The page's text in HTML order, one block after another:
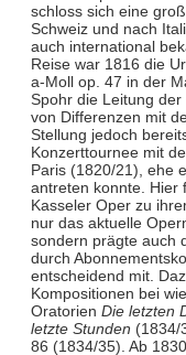
schloss sich eine
Schweiz und nach
auch international
Reise war 1816 die
a-Moll op. 47 in der
Spohr die Leitung
von Differenzen mit
Stellung jedoch
Konzerttournee mit
Paris (1820/21), ehe
antreten konnte. Hier
Kasseler Oper zu
nur das aktuelle
sondern prägte auch
durch
entscheidend mit.
Kompositionen bei
Oratorien Die letzten
letzte Stunden (1834/
86 (1834/35). Ab